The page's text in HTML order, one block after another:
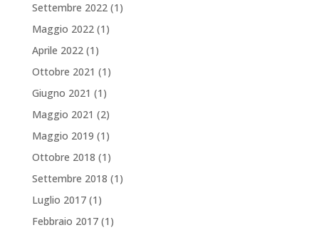
Settembre 2022(1)
Maggio 2022(1)
Aprile 2022(1)
Ottobre 2021 (1)
Giugno 2021 (1)
Maggio 2021 (2)
Maggio 2019 (1)
Ottobre 2018 (1)
Settembre 2018 (1)
Luglio 2017(1)
Febbraio 2017(1)